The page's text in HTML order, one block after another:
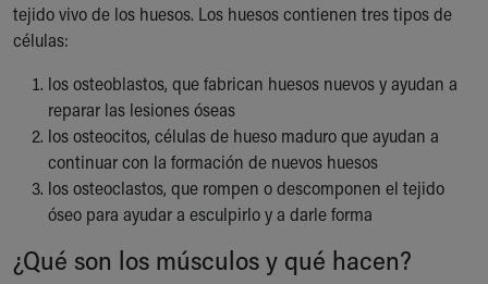
tejido vivo de los huesos. Los huesos contienen tres tipos de
células:
los osteoblastos, que fabrican huesos nuevos y ayudan a
reparar las lesiones óseas
los osteocitos, células de hueso maduro que ayudan a
continuar con la formación de nuevos huesos
los osteoclastos, que rompen o descomponen el tejido
óseo para ayudar a esculpirlo y a darle forma
¿Qué son los músculos y qué hacen?